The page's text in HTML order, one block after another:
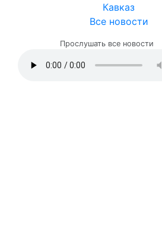
Кавказ
Все новости
Прослушать все новости